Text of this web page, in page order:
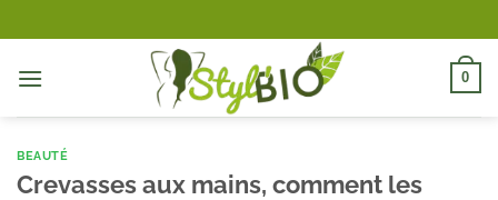
au
contenu
0
BEAUTÉ
Crevasses aux mains, comment les